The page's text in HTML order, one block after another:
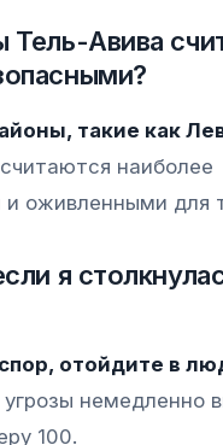
Тель-Авива
такие как
считаются наиболее
и оживленными для
я
отойдите в
угрозы немедленно
100.